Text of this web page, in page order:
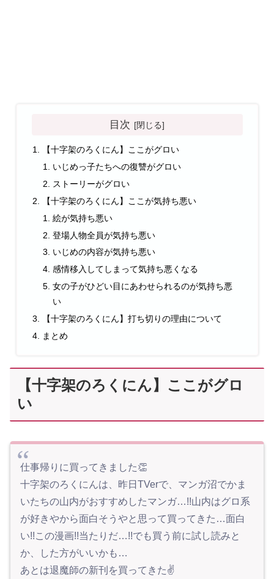
目次
【十字架のろくにん】ここがグロい
いじめっ子たちへの復讐がグロい
ストーリーがグロい
【十字架のろくにん】ここが気持ち悪い
絵が気持ち悪い
登場人物全員が気持ち悪い
いじめの内容が気持ち悪い
感情移入してしまって気持ち悪くなる
女の子がひどい目にあわせられるのが気持ち悪
い
【十字架のろくにん】打ち切りの理由について
まとめ
【十字架のろくにん】ここがグロ
い
仕事帰りに買ってきました👏
十字架のろくにんは、昨日TVerで、マンガ沼でかま
いたちの山内がおすすめしたマンガ…!!山内はグロ系
が好きやから面白そうやと思って買ってきた…面白
い!!この漫画!!当たりだ…!!でも買う前に試し読みと
か、した方がいいかも…
あとは退魔師の新刊を買ってきた✌️